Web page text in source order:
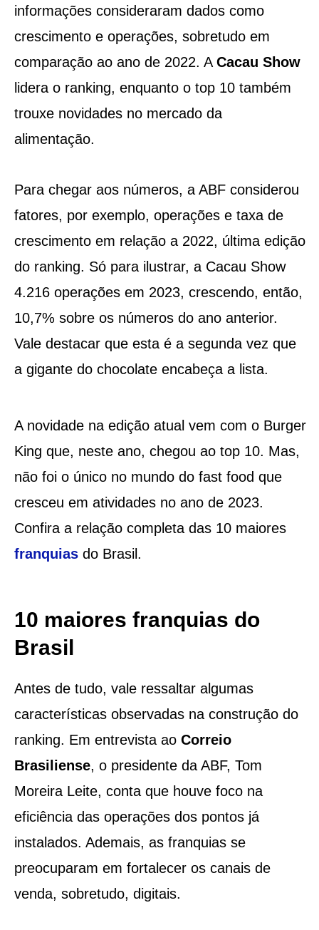
informações consideraram dados como
crescimento e operações, sobretudo em
comparação ao ano de 2022. A Cacau Show
lidera o ranking, enquanto o top 10 também
trouxe novidades no mercado da
alimentação.
Para chegar aos números, a ABF considerou
fatores, por exemplo, operações e taxa de
crescimento em relação a 2022, última edição
do ranking. Só para ilustrar, a Cacau Show
4.216 operações em 2023, crescendo, então,
10,7% sobre os números do ano anterior.
Vale destacar que esta é a segunda vez que
a gigante do chocolate encabeça a lista.
A novidade na edição atual vem com o Burger
King que, neste ano, chegou ao top 10. Mas,
não foi o único no mundo do fast food que
cresceu em atividades no ano de 2023.
Confira a relação completa das 10 maiores
franquias do Brasil.
10 maiores franquias do
Brasil
Antes de tudo, vale ressaltar algumas
características observadas na construção do
ranking. Em entrevista ao Correio
Brasiliense, o presidente da ABF, Tom
Moreira Leite, conta que houve foco na
eficiência das operações dos pontos já
instalados. Ademais, as franquias se
preocuparam em fortalecer os canais de
venda, sobretudo, digitais.